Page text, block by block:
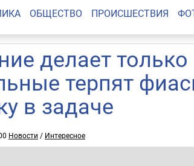
ОБЩЕСТВО ПРОИСШЕСТВИЯ
делает
терпят
в задаче
Новости / Интересное